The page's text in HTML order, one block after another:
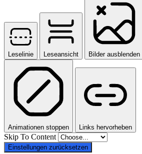
Leselinie Leseansicht Bilder ausblenden
Animationen stoppen Links hervorheben
Skip To Content
Einstellungen zurücksetzen